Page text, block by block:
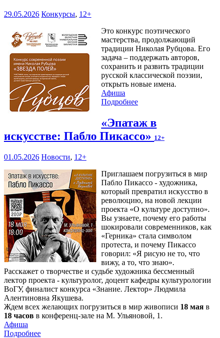
29.05.2026 Конкурсы, 12+
Это конкурс поэтического
мастерства, продолжающий
традиции Николая Рубцова. Его
задача – поддержать авторов,
сохранить и развить традиции
русской классической поэзии,
открыть новые имена.
Афиша
Подробнее
«Эпатаж в
искусстве: Пабло Пикассо» 12+
01.05.2026 Новости, 12+
Приглашаем погрузиться в мир
Пабло Пикассо - художника,
который превратил искусство в
революцию, на новой лекции
проекта «О культуре доступно».
Вы узнаете, почему его работы
шокировали современников, как
«Герника» стала символом
протеста, и почему Пикассо
говорил: «Я рисую не то, что
вижу, а то, что знаю».
Расскажет о творчестве и судьбе художника бессменный
лектор проекта - культуролог, доцент кафедры культурологии
ВоГУ, финалист конкурса «Знание. Лектор» Людмила
Алентиновна Якушева.
Ждем всех желающих погрузиться в мир живописи 18 мая в
18 часов в конференц-зале на М. Ульяновой, 1.
Афиша
Подробнее